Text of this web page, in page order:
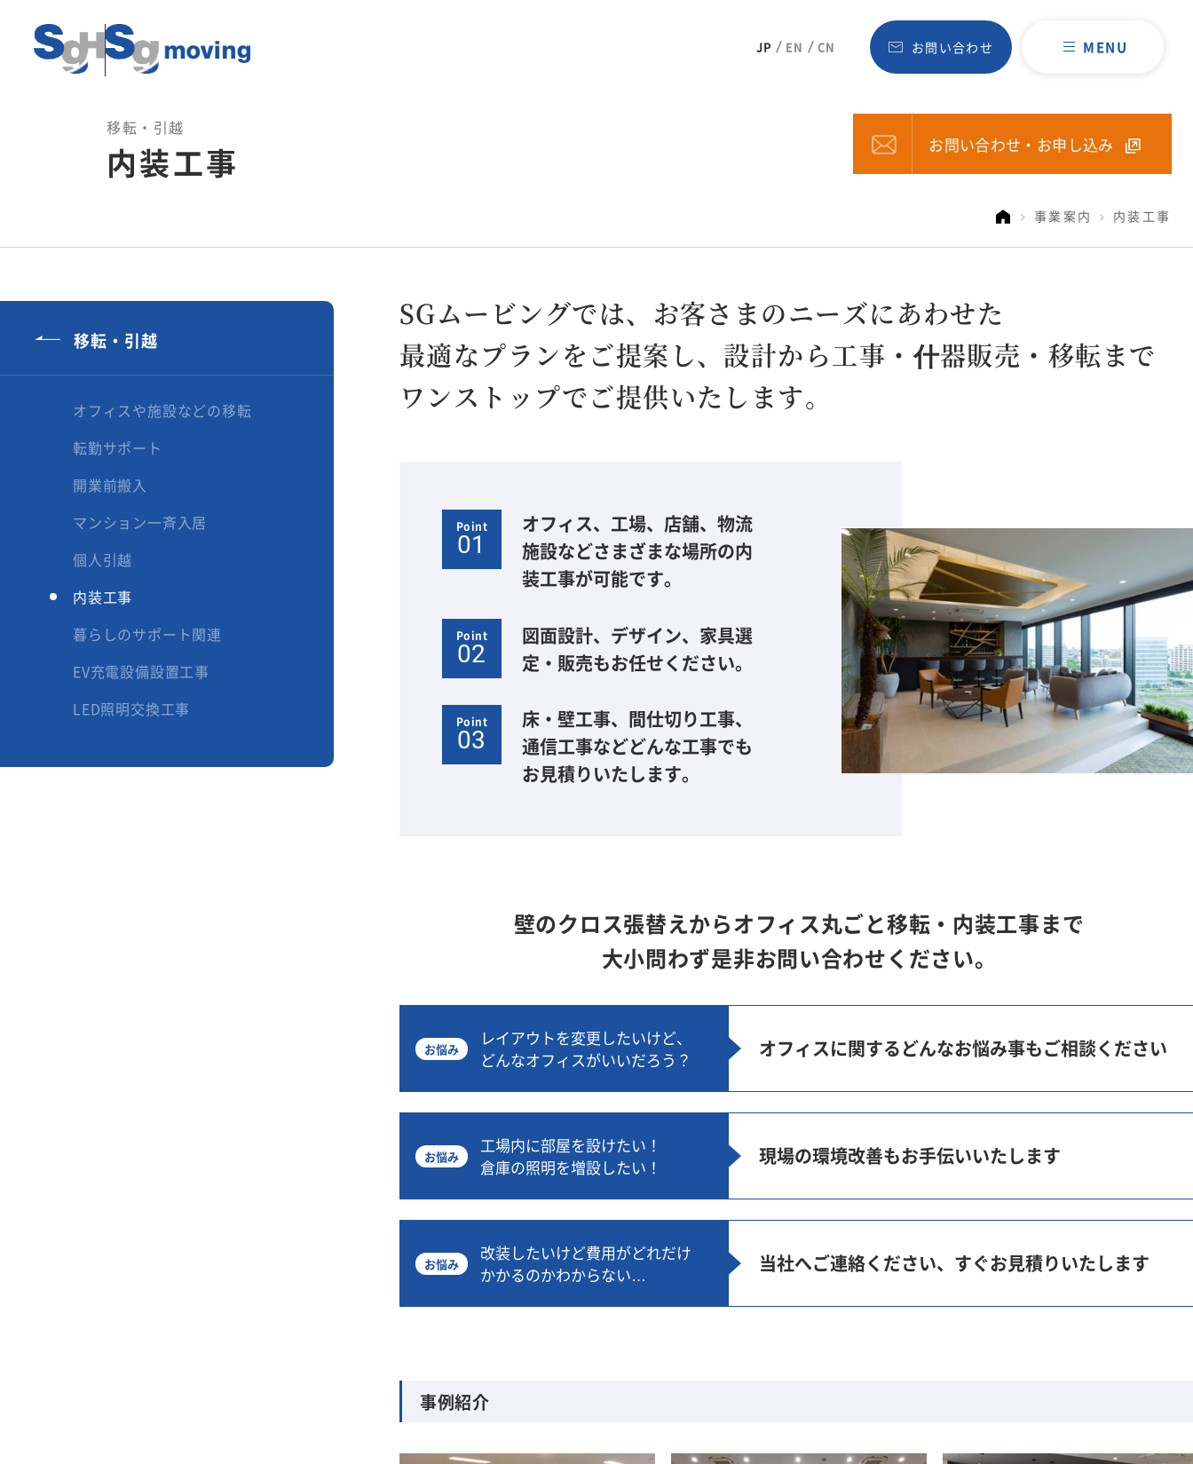
JP EN CN お問い合わせ MENU
移転・引越
内装工事 お問い合わせ・お申し込み
事業案内 内装工事
SGムービングでは、お客さまのニーズにあわせた
最適なプランをご提案し、設計から工事・什器販売・移転まで
ワンストップでご提供いたします。
Point
01
オフィス、工場、店舗、物流
施設などさまざまな場所の内
装工事が可能です。
Point
02
図面設計、デザイン、家具選
定・販売もお任せください。
Point
03
床・壁工事、間仕切り工事、
通信工事などどんな工事でも
お見積りいたします。
壁のクロス張替えからオフィス丸ごと移転・内装工事まで
大小問わず是非お問い合わせください。
お悩み
レイアウトを変更したいけど、
どんなオフィスがいいだろう？
オフィスに関するどんなお悩み事もご相談ください
お悩み
工場内に部屋を設けたい！
倉庫の照明を増設したい！
現場の環境改善もお手伝いいたします
お悩み
改装したいけど費用がどれだけ
かかるのかわからない…
当社へご連絡ください、すぐお見積りいたします
事例紹介
移転・引越
オフィスや施設などの移転
転勤サポート
開業前搬入
マンション一斉入居
個人引越
内装工事
暮らしのサポート関連
EV充電設備設置工事
LED照明交換工事